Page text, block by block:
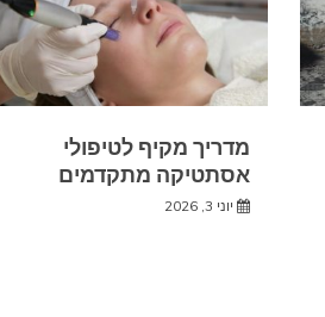
מדריך מקיף לטיפולי
אסתטיקה מתקדמים
יוני 3, 2026